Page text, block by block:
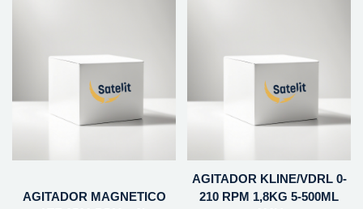
AGITADOR MAGNETICO
AGITADOR KLINE/VDRL 0-
210 RPM 1,8KG 5-500ML